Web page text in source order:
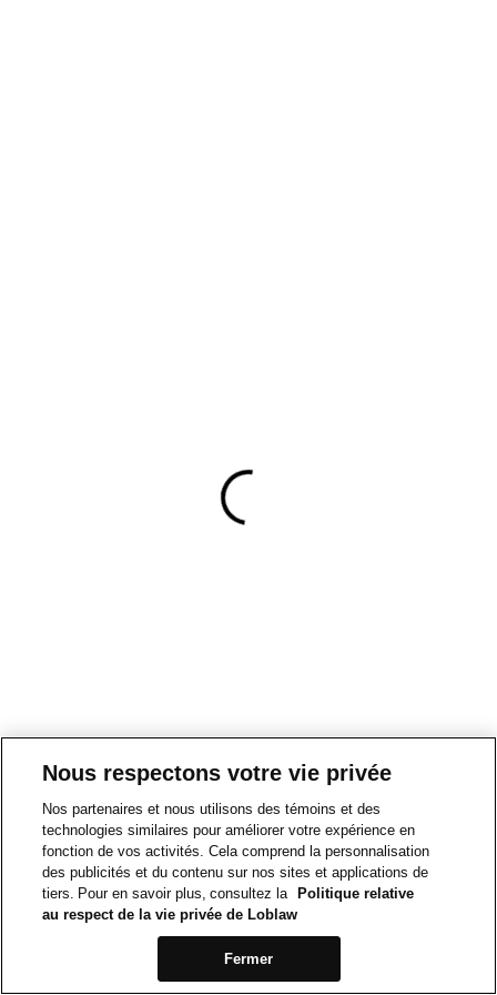
Nous respectons votre vie privée
Nos partenaires et nous utilisons des témoins et des
technologies similaires pour améliorer votre expérience en
fonction de vos activités. Cela comprend la personnalisation
des publicités et du contenu sur nos sites et applications de
tiers. Pour en savoir plus, consultez la
Politique relative
au respect de la vie privée de Loblaw
Fermer